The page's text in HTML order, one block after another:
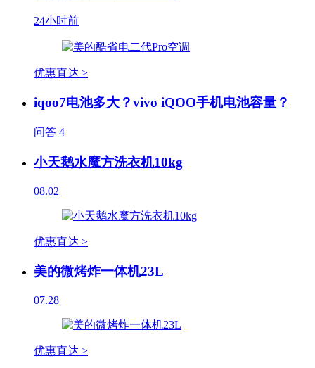
24小时前
优惠直达 >
iqoo7电池多大？vivo iQOO手机电池容量？
问答 4
小天鹅水魔方洗衣机10kg
08.02
优惠直达 >
美的微烤炸一体机23L
07.28
优惠直达 >